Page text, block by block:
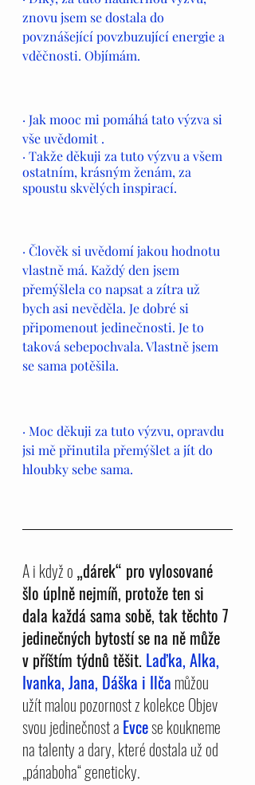
znovu jsem se dostala do
povznášející povzbuzující energie a
vděčnosti. Objímám.
· Jak mooc mi pomáhá tato výzva si
vše uvědomit .
· Takže děkuji za tuto výzvu a všem
ostatním, krásným ženám, za
spoustu skvělých inspirací.
· Člověk si uvědomí jakou hodnotu
vlastně má. Každý den jsem
přemýšlela co napsat a zítra už
bych asi nevěděla. Je dobré si
připomenout jedinečnosti. Je to
taková sebepochvala. Vlastně jsem
se sama potěšila.
· Moc děkuji za tuto výzvu, opravdu
jsi mě přinutila přemýšlet a jít do
hloubky sebe sama.
A i když o „dárek“ pro vylosované
šlo úplně nejmíň, protože ten si
dala každá sama sobě, tak těchto 7
jedinečných bytostí se na ně může
v příštím týdnů těšit. Laďka, Alka,
Ivanka, Jana, Dáška i Ilča můžou
užít malou pozornost z kolekce Objev
svou jedinečnost a Evce se koukneme
na talenty a dary, které dostala už od
„pánaboha“ geneticky.